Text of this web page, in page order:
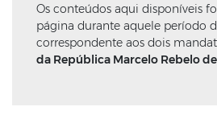
Os conteúdos aqui disponíveis
página durante aquele período
correspondente aos dois
da República Marcelo Rebelo